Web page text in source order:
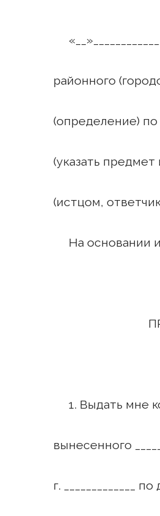
районного
(определение) по
(указать предмет
(истцом,
На основании
1. Выдать мне
вынесенного
г. _____________